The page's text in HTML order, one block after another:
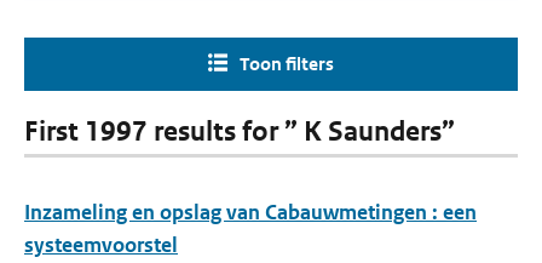
Toon filters
First 1997 results for ” K Saunders”
Inzameling en opslag van Cabauwmetingen : een
systeemvoorstel